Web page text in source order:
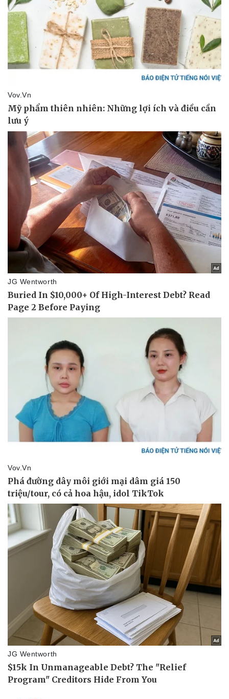
Doanh nghiệp
Thông tin doanh nghiệp
Doanh nghiệp 24h
Doanh nhân
Vì cộng đồng
Công nghệ
Sành điệu
Tin Công nghệ
Trải nghiệm
Chuyển đổi số
Sức khỏe
Dinh dưỡng - món ngon
Cây thuốc
Sản phụ khoa
Nhi khoa
Nam khoa
Làm đẹp - giảm cân
Phòng mạch online
Ăn sạch sống khỏe
Đời sống
Nhà đẹp
Blog
Tình yêu - Gia đình